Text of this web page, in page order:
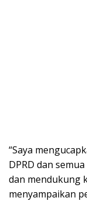
“Saya
DPRD dan
dan mendukung
menyampaikan